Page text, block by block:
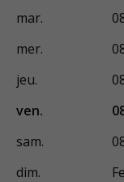
mar.
mer.
jeu.
ven.
sam.
dim.